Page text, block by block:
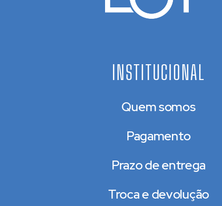
INSTITUCIONAL
Quem somos
Pagamento
Prazo de entrega
Troca e devolução